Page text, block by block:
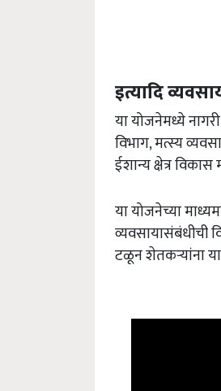
इत्यादि
या योजनेमध्ये
विभाग, मत्स्य
ईशान्य क्षेत्र
या योजनेच्या
व्यवसायासंबंधीची
टळून शेतकऱ्यांना